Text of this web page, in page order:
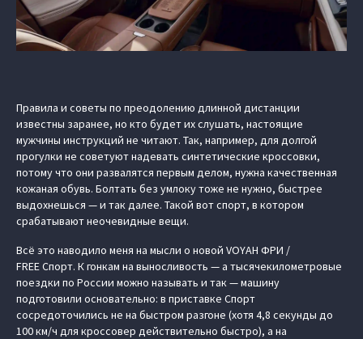
Правила и советы по преодолению длинной дистанции
известны заранее, но кто будет их слушать, настоящие
мужчины инструкций не читают. Так, например, для долгой
прогулки не советуют надевать синтетические кроссовки,
потому что они развалятся первым делом, нужна качественная
кожаная обувь. Болтать без умлоку тоже не нужно, быстрее
выдохнешься — и так далее. Такой вот спорт, в котором
срабатывают неочевидные вещи.
Всё это наводило меня на мысли о новой VOYAH ФРИ /
FREE Спорт. К гонкам на выносливость — а тысячекилометровые
поездки по России можно называть и так — машину
подготовили основательно: в приставке Спорт
сосредоточились не на быстром разгоне (хотя 4,8 секунды до
100 км/ч для кроссовер действительно быстро), а на